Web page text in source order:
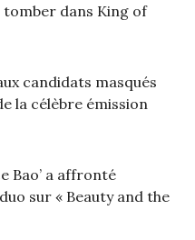
tomber dans King of
candidats masqués
la célèbre émission
Bao’ a affronté
sur « Beauty and the